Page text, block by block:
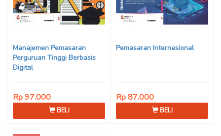
Manajemen Pemasaran
Perguruan Tinggi Berbasis
Digital
Rp 97.000
BELI
Pemasaran Internasional
Rp 87.000
BELI